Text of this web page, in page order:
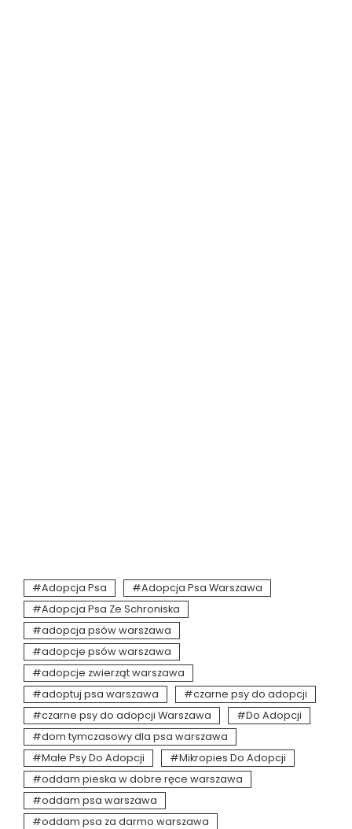
Adopcja Psa
Adopcja Psa Warszawa
Adopcja Psa Ze Schroniska
adopcja psów warszawa
adopcje psów warszawa
adopcje zwierząt warszawa
adoptuj psa warszawa
czarne psy do adopcji
czarne psy do adopcji Warszawa
Do Adopcji
dom tymczasowy dla psa warszawa
Małe Psy Do Adopcji
Mikropies Do Adopcji
oddam pieska w dobre ręce warszawa
oddam psa warszawa
oddam psa za darmo warszawa